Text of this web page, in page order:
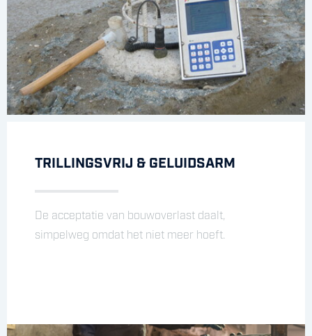
TRILLINGSVRIJ & GELUIDSARM
De acceptatie van bouwoverlast daalt,
simpelweg omdat het niet meer hoeft.
WERKEN IN BEPERKTE RUIMTE